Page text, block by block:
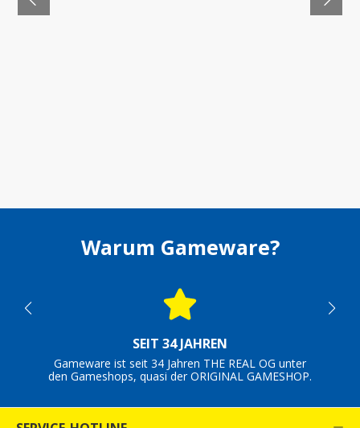
Warum Gameware?
SEIT 34 JAHREN
Gameware ist seit 34 Jahren THE REAL OG unter
den Gameshops, quasi der ORIGINAL GAMESHOP.